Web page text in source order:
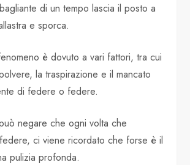
di un tempo lascia il posto a
e sporca.
è dovuto a vari fattori, tra cui
la traspirazione e il mancato
di federe o federe.
negare che ogni volta che
ci viene ricordato che forse è il
pulizia profonda.